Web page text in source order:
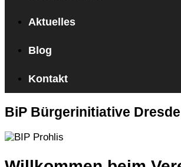
Aktuelles
Blog
Kontakt
BiP Bürgerinitiative